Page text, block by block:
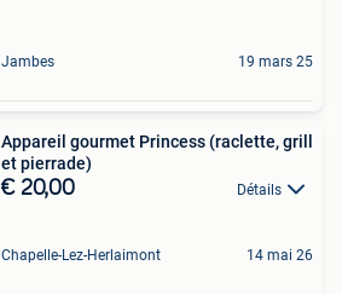
Jambes 19 mars 25
Appareil gourmet Princess (raclette, grill
et pierrade)
€ 20,00 Détails
Chapelle-Lez-Herlaimont 14 mai 26